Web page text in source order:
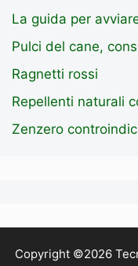
La guida per
Pulci del cane,
Ragnetti rossi
Repellenti naturali
Zenzero
Copyright ©2026